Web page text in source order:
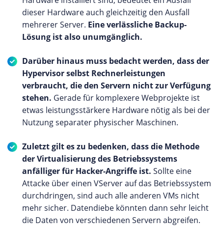
dieser Hardware auch gleichzeitig den Ausfall
mehrerer Server. Eine verlässliche Backup-
Lösung ist also unumgänglich.
Darüber hinaus muss bedacht werden, dass der
Hypervisor selbst Rechnerleistungen
verbraucht, die den Servern nicht zur Verfügung
stehen. Gerade für komplexere Webprojekte ist
etwas leistungsstärkere Hardware nötig als bei der
Nutzung separater physischer Maschinen.
Zuletzt gilt es zu bedenken, dass die Methode
der Virtualisierung des Betriebssystems
anfälliger für Hacker-Angriffe ist. Sollte eine
Attacke über einen VServer auf das Betriebssystem
durchdringen, sind auch alle anderen VMs nicht
mehr sicher. Datendiebe könnten dann sehr leicht
die Daten von verschiedenen Servern abgreifen.